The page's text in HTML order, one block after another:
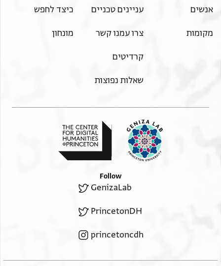
אנשים
מקומות
עניינים טכניים
צרו עמנו קשר
קרדיטים
שאלות נפוצות
כיצד לחפש
מונחון
Follow
GenizaLab
PrincetonDH
princetoncdh